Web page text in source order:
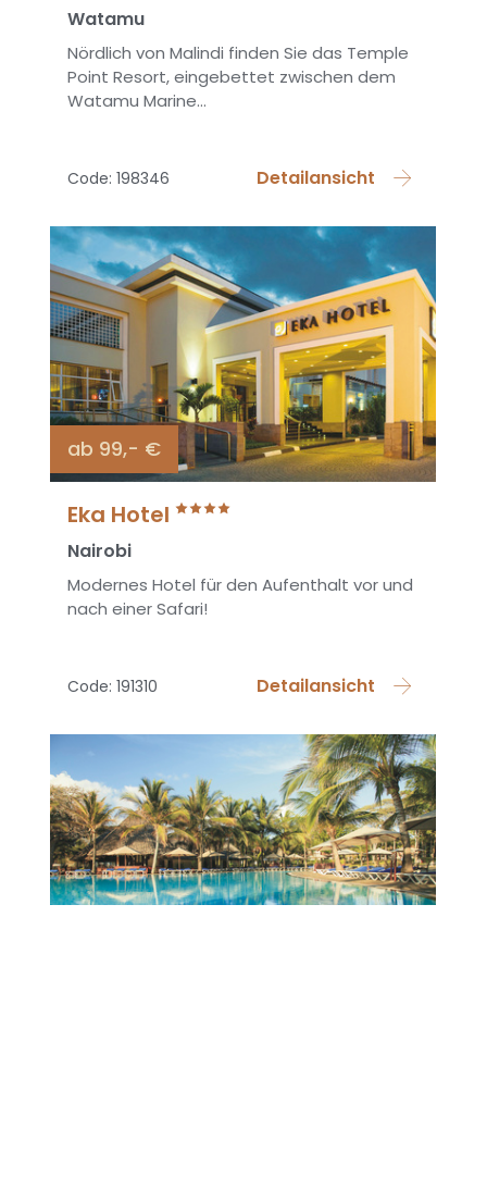
Watamu
Nördlich von Malindi finden Sie das Temple
Point Resort, eingebettet zwischen dem
Watamu Marine...
Code: 198346 Detailansicht
ab 99,- €
Eka Hotel
Nairobi
Modernes Hotel für den Aufenthalt vor und
nach einer Safari!
Code: 191310 Detailansicht